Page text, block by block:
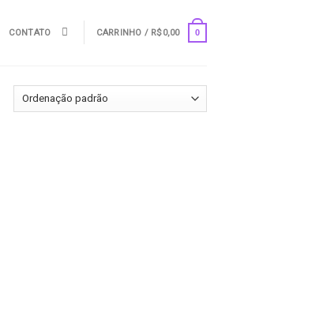
CONTATO CARRINHO / R$0,00 0